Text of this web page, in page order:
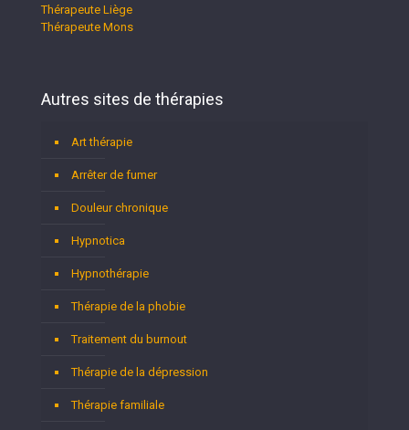
Thérapeute Liège
Thérapeute Mons
Autres sites de thérapies
Art thérapie
Arrêter de fumer
Douleur chronique
Hypnotica
Hypnothérapie
Thérapie de la phobie
Traitement du burnout
Thérapie de la dépression
Thérapie familiale